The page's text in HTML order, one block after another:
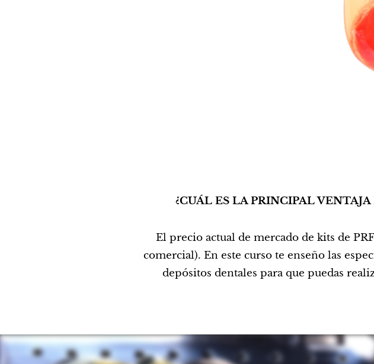
¿CUÁL ES LA PRINCIPAL
El precio actual de mercado de kits de
comercial). En este curso te enseño las
depósitos dentales para que puedas